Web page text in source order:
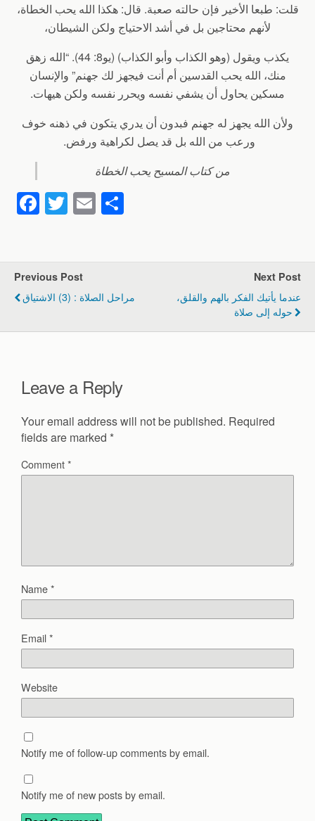
قلت: طبعا الأخير فإن حالته صعبة. قال: هكذا الله يحب الخطاة،
لأنهم محتاجين بل في أشد الاحتياج ولكن الشيطان،
يكذب ويقول (وهو الكذاب وأبو الكذاب) (يو8: 44). “الله زهق
منك، الله يحب القدسين أم أنت فيجهز لك جهنم” والإنسان
مسكين يحاول أن يشفي نفسه ويحرر نفسه ولكن هيهات.
ولأن الله يجهز له جهنم فبدون أن يدري يتكون في ذهنه خوف
ورعب من الله بل قد يصل لكراهية ورفض.
من كتاب المسيح يحب الخطاة
F
a
e
b
o
T
wi
er
E
m
e
Previous Post
مراحل الصلاة : (3) الاشتياق
Next Post
عندما يأتيك الفكر بالهم والقلق،
حوله إلى صلاة
Leave a Reply
Your email address will not be published. Required
fields are marked *
Comment*
Name*
Email*
Website
Notify me of follow-up comments by email.
Notify me of new posts by email.